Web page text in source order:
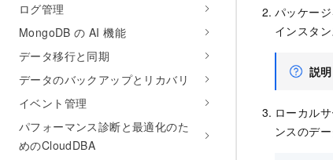
ログ管理
MongoDB の AI 機能
データ移行と同期
データのバックアップとリカバリ
イベント管理
パフォーマンス診断と最適化のた
めのCloudDBA
パッケー
インスタ
説明
ローカル
ンスのデ